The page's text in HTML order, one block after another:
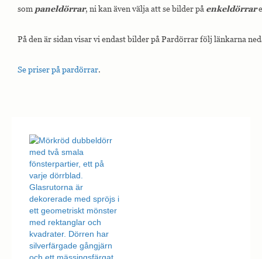
som paneldörrar, ni kan även välja att se bilder på enkeldörrar
På den är sidan visar vi endast bilder på Pardörrar följ länkarna
Se priser på pardörrar.